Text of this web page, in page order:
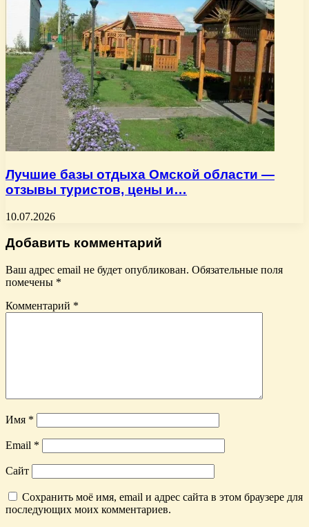
Лучшие базы отдыха Омской области —
отзывы туристов, цены и…
10.07.2026
Добавить комментарий
Ваш адрес email не будет опубликован. Обязательные поля
помечены *
Комментарий *
Имя *
Email *
Сайт
Сохранить моё имя, email и адрес сайта в этом браузере для
последующих моих комментариев.